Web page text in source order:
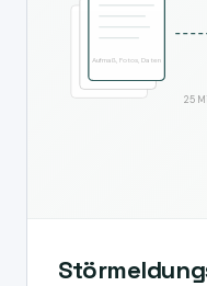
Aufmaß, Fotos, Daten
25